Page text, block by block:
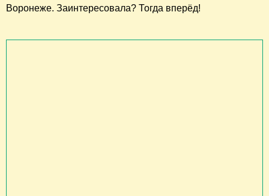
Воронеже. Заинтересовала? Тогда вперёд!